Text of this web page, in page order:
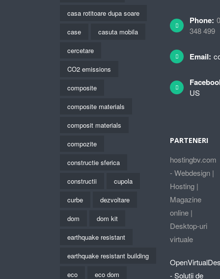
casa rotitoare dupa soare
case
casuta mobila
cercetare
CO2 emissions
composite
composite materials
composit materials
compozite
constructie sferica
constructii
cupola
curbe
dezvoltare
dom
dom kit
earthquake resistant
earthquake resistant building
eco
eco dom
Phone:
348 499
Email:
US
PARTENERI
hostingbv.com
- Webdesign |
Hosting |
Magazine
online |
Desktop-uri
virtuale
- Solutii de